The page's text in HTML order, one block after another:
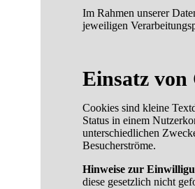
Im Rahmen unserer
jeweiligen
Einsatz von
Cookies sind kleine
Status in einem
unterschiedlichen
Besucherströme.
Hinweise zur
diese gesetzlich nicht